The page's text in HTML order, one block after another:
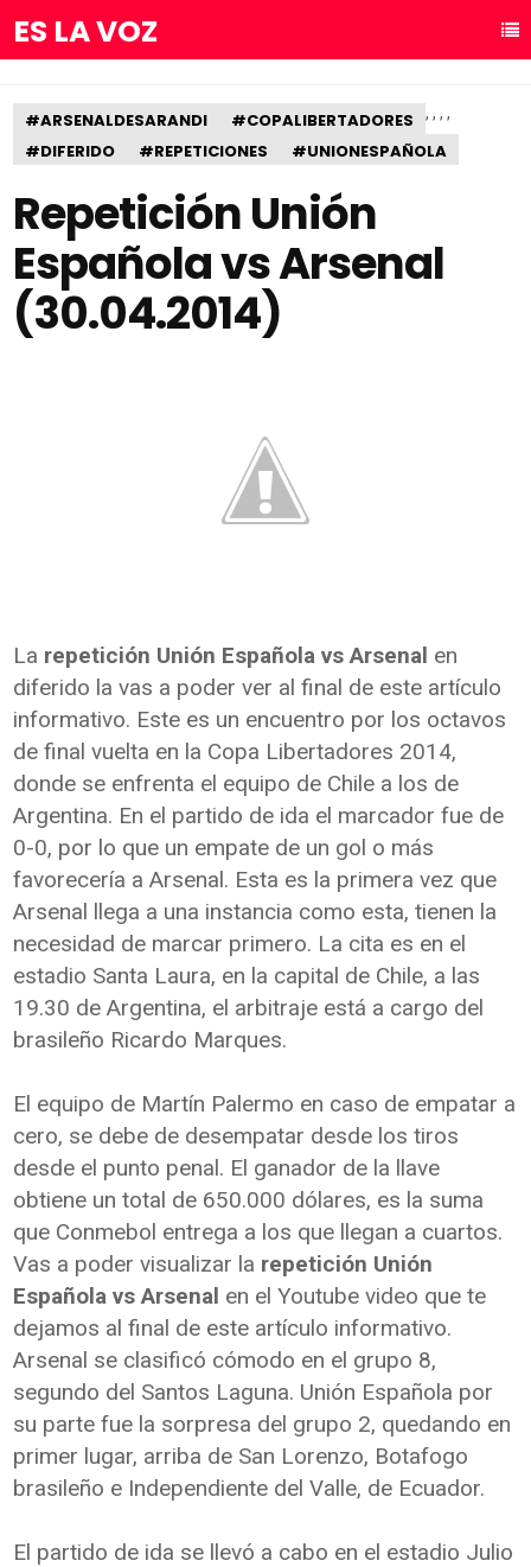
ES LA VOZ
#ARSENALDESARANDI ,
#COPALIBERTADORES ,
#DIFERIDO
,
#REPETICIONES
,
#UNIONESPAÑOLA
Repetición Unión
Española vs Arsenal
(30.04.2014)
La repetición Unión Española vs Arsenal en
diferido la vas a poder ver al final de este artículo
informativo. Este es un encuentro por los octavos
de final vuelta en la Copa Libertadores 2014,
donde se enfrenta el equipo de Chile a los de
Argentina. En el partido de ida el marcador fue de
0-0, por lo que un empate de un gol o más
favorecería a Arsenal. Esta es la primera vez que
Arsenal llega a una instancia como esta, tienen la
necesidad de marcar primero. La cita es en el
estadio Santa Laura, en la capital de Chile, a las
19.30 de Argentina, el arbitraje está a cargo del
brasileño Ricardo Marques.
El equipo de Martín Palermo en caso de empatar a
cero, se debe de desempatar desde los tiros
desde el punto penal. El ganador de la llave
obtiene un total de 650.000 dólares, es la suma
que Conmebol entrega a los que llegan a cuartos.
Vas a poder visualizar la repetición Unión
Española vs Arsenal en el Youtube video que te
dejamos al final de este artículo informativo.
Arsenal se clasificó cómodo en el grupo 8,
segundo del Santos Laguna. Unión Española por
su parte fue la sorpresa del grupo 2, quedando en
primer lugar, arriba de San Lorenzo, Botafogo
brasileño e Independiente del Valle, de Ecuador.
El partido de ida se llevó a cabo en el estadio Julio